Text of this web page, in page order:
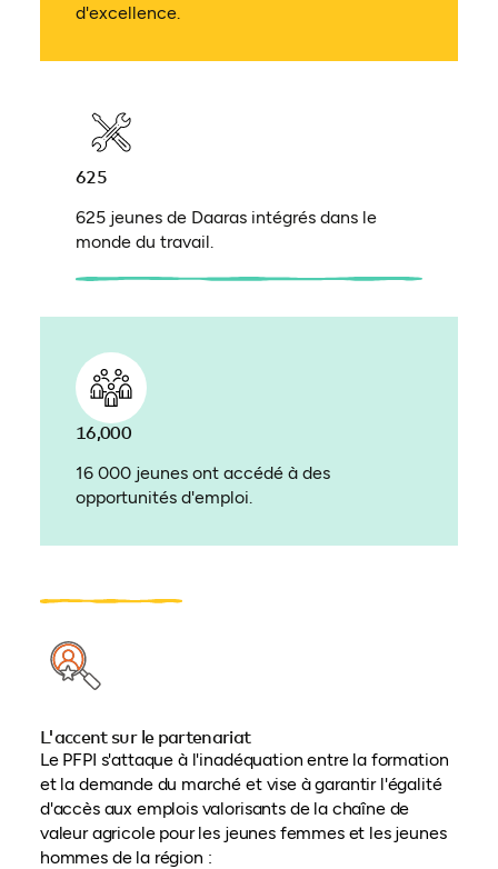
d'excellence.
625
625 jeunes de Daaras intégrés dans le
monde du travail.
16,000
16 000 jeunes ont accédé à des
opportunités d'emploi.
L'accent sur le partenariat
Le PFPI s'attaque à l'inadéquation entre la formation
et la demande du marché et vise à garantir l'égalité
d'accès aux emplois valorisants de la chaîne de
valeur agricole pour les jeunes femmes et les jeunes
hommes de la région :